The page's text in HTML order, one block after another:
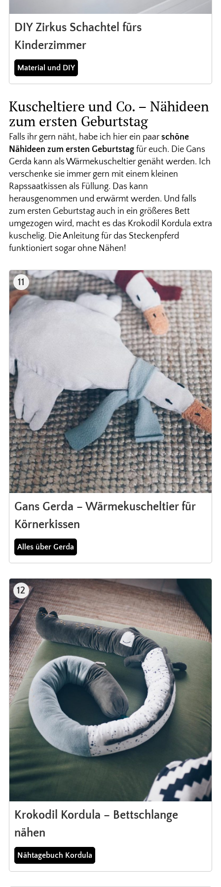
DIY Zirkus Schachtel fürs
Kinderzimmer
Material und DIY
Kuscheltiere und Co. – Nähideen
zum ersten Geburtstag
Falls ihr gern näht, habe ich hier ein paarschöne
Nähideen zum ersten Geburtstagfür euch. Die Gans
Gerda kann als Wärmekuscheltier genäht werden. Ich
verschenke sie immer gern mit einem kleinen
Rapssaatkissen als Füllung. Das kann
herausgenommen und erwärmt werden. Und falls
zum ersten Geburtstag auch in ein größeres Bett
umgezogen wird, macht es das Krokodil Kordula extra
kuschelig. Die Anleitung für das Steckenpferd
funktioniert sogar ohne Nähen!
11
Gans Gerda – Wärmekuscheltier für
Körnerkissen
Alles über Gerda
12
Krokodil Kordula – Bettschlange
nähen
Nähtagebuch Kordula